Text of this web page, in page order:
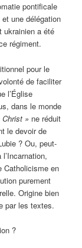
pontificale
une délégation
ukrainien a été
régiment.
pour le
de faciliter
l’Église
dans le monde
» ne réduit
le devoir de
? Ou, peut-
Catholicisme en
purement
Origine bien
par les textes.
?